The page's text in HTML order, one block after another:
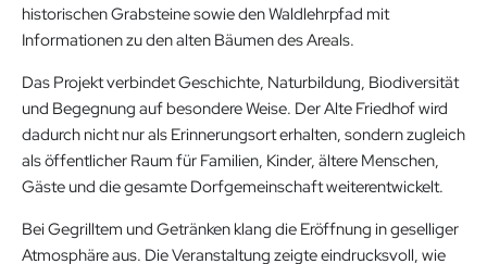
historischen Grabsteine sowie den Waldlehrpfad mit
Informationen zu den alten Bäumen des Areals.
Das Projekt verbindet Geschichte, Naturbildung, Biodiversität
und Begegnung auf besondere Weise. Der Alte Friedhof wird
dadurch nicht nur als Erinnerungsort erhalten, sondern zugleich
als öffentlicher Raum für Familien, Kinder, ältere Menschen,
Gäste und die gesamte Dorfgemeinschaft weiterentwickelt.
Bei Gegrilltem und Getränken klang die Eröffnung in geselliger
Atmosphäre aus. Die Veranstaltung zeigte eindrucksvoll, wie